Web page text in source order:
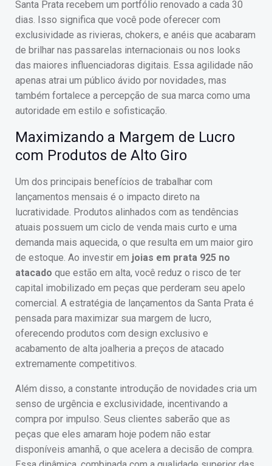
Santa Prata recebem um portfólio renovado a cada 30
dias. Isso significa que você pode oferecer com
exclusividade as rivieras, chokers, e anéis que acabaram
de brilhar nas passarelas internacionais ou nos looks
das maiores influenciadoras digitais. Essa agilidade não
apenas atrai um público ávido por novidades, mas
também fortalece a percepção de sua marca como uma
autoridade em estilo e sofisticação.
Maximizando a Margem de Lucro
com Produtos de Alto Giro
Um dos principais benefícios de trabalhar com
lançamentos mensais é o impacto direto na
lucratividade. Produtos alinhados com as tendências
atuais possuem um ciclo de venda mais curto e uma
demanda mais aquecida, o que resulta em um maior giro
de estoque. Ao investir em joias em prata 925 no
atacado que estão em alta, você reduz o risco de ter
capital imobilizado em peças que perderam seu apelo
comercial. A estratégia de lançamentos da Santa Prata é
pensada para maximizar sua margem de lucro,
oferecendo produtos com design exclusivo e
acabamento de alta joalheria a preços de atacado
extremamente competitivos.
Além disso, a constante introdução de novidades cria um
senso de urgência e exclusividade, incentivando a
compra por impulso. Seus clientes saberão que as
peças que eles amaram hoje podem não estar
disponíveis amanhã, o que acelera a decisão de compra.